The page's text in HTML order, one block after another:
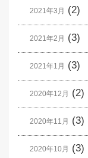
2021年3月 (2)
2021年2月 (3)
2021年1月 (3)
2020年12月 (2)
2020年11月 (3)
2020年10月 (3)